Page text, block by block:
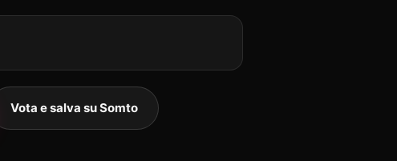
Vota e salva su Somto